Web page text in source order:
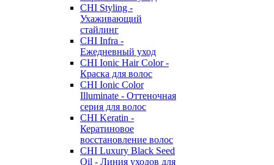
CHI Styling -
Ухаживающий
стайлинг
CHI Infra -
Ежедневный уход
CHI Ionic Hair Color -
Краска для волос
CHI Ionic Color
Illuminate - Оттеночная
серия для волос
CHI Keratin -
Кератиновое
восстановление волос
CHI Luxury Black Seed
Oil - Линия уходов для